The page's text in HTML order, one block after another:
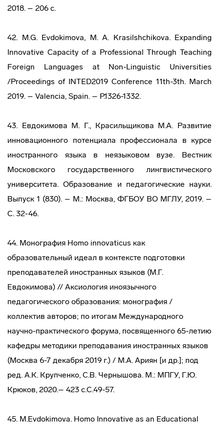
2018. – 206 c.
42. M.G. Evdokimova, M. A. Krasilshchikova. Expanding
Innovative Capacity of a Professional Through Teaching
Foreign Languages at Non-Linguistic Universities
/Proceedings of INTED2019 Conference 11th-3th. March
2019. – Valencia, Spain. – P.1326-1332.
43. Евдокимова М. Г., Красильщикова М.А. Развитие
инновационного потенциала профессионала в курсе
иностранного языка в неязыковом вузе. Вестник
Московского государственного лингвистического
университета. Образование и педагогические науки.
Выпуск 1 (830). – М.: Москва, ФГБОУ ВО МГЛУ, 2019. –
С. 32-46.
44. Монография Homo innovaticus как
образовательный идеал в контексте подготовки
преподавателей иностранных языков (М.Г.
Евдокимова) // Аксиология иноязычного
педагогического образования: монография /
коллектив авторов; по итогам Международного
научно-практического форума, посвященного 65-летию
кафедры методики преподавания иностранных языков
(Москва 6-7 декабря 2019 г.) / М.А. Ариян [и др.]; под
ред. А.К. Крупченко, С.В. Чернышова. М.: МПГУ, Г.Ю.
Крюков, 2020.– 423 с.C.49-57.
45. M.Evdokimova. Hоmo Innovative as an Educational